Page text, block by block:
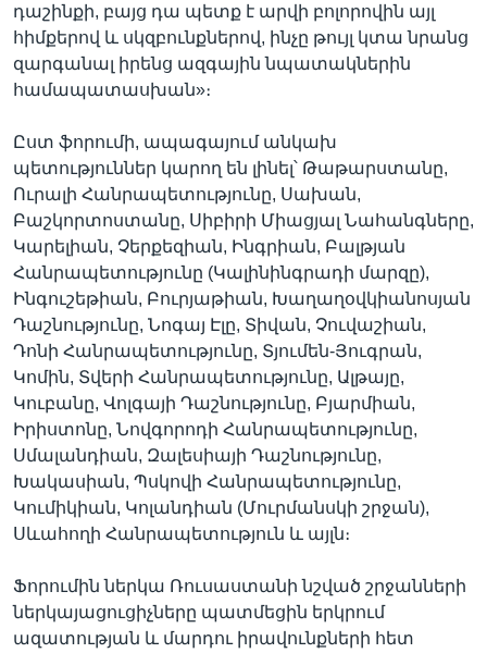
դաշինքի, բայց դա պետք է արվի բոլորովին այլ
հիմքերով և սկզբունքներով, ինչը թույլ կտա նրանց
զարգանալ իրենց ազգային նպատակներին
համապատասխան»։
Ըստ ֆորումի, ապագայում անկախ
պետություններ կարող են լինել՝ Թաթարստանը,
Ուրալի Հանրապետությունը, Սախան,
Բաշկորտոստանը, Սիբիրի Միացյալ Նահանգները,
Կարելիան, Չերքեզիան, Ինգրիան, Բալթյան
Հանրապետությունը (Կալինինգրադի մարզը),
Ինգուշեթիան, Բուրյաթիան, Խաղաղօվկիանոսյան
Դաշնությունը, Նոգայ Էլը, Տիվան, Չուվաշիան,
Դոնի Հանրապետությունը, Տյումեն-Յուգրան,
Կոմին, Տվերի Հանրապետությունը, Ալթայը,
Կուբանը, Վոլգայի Դաշնությունը, Բյարմիան,
Իրիստոնը, Նովգորոդի Հանրապետությունը,
Սմալանդիան, Զալեսիայի Դաշնությունը,
Խակասիան, Պսկովի Հանրապետությունը,
Կումիկիան, Կոլանդիան (Մուրմանսկի շրջան),
Սևահողի Հանրապետություն և այլն։
Ֆորումին ներկա Ռուսաստանի նշված շրջանների
ներկայացուցիչները պատմեցին երկրում
ազատության և մարդու իրավունքների հետ